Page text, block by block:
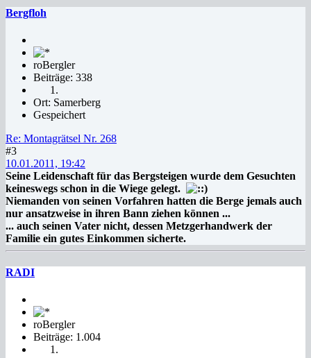
Bergfloh
roBergler
Beiträge: 338
Ort: Samerberg
Gespeichert
Re: Montagrätsel Nr. 268
#3
10.01.2011, 19:42
Seine Leidenschaft für das Bergsteigen wurde dem Gesuchten
keineswegs schon in die Wiege gelegt.
Niemanden von seinen Vorfahren hatten die Berge jemals auch
nur ansatzweise in ihren Bann ziehen können ...
... auch seinen Vater nicht, dessen Metzgerhandwerk der
Familie ein gutes Einkommen sicherte.
RADI
roBergler
Beiträge: 1.004